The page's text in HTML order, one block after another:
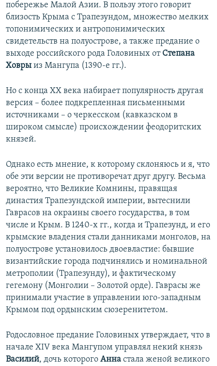
побережье Малой Азии. В пользу этого говорит
близость Крыма с Трапезундом, множество мелких
топонимических и антропонимических
свидетельств на полуострове, а также предание о
выходе российского рода Головиных от Степана
Ховры из Мангупа (1390-е гг.).
Но с конца ХХ века набирает популярность другая
версия – более подкрепленная письменными
источниками – о черкесском (кавказском в
широком смысле) происхождении феодоритских
князей.
Однако есть мнение, к которому склоняюсь и я, что
обе эти версии не противоречат друг другу. Весьма
вероятно, что Великие Комнины, правящая
династия Трапезундской империи, вытеснили
Гаврасов на окраины своего государства, в том
числе и Крым. В 1240-х гг., когда и Трапезунд, и его
крымские владения стали данниками монголов, на
полуострове установилось двоевластие: бывшие
византийские города подчинялись и номинальной
метрополии (Трапезунду), и фактическому
гегемону (Монголии – Золотой орде). Гаврасы же
принимали участие в управлении юго-западным
Крымом под ордынским сюзеренитетом.
Родословное предание Головиных утверждает, что в
начале XIV века Мангупом управлял некий князь
Василий, дочь которого Анна стала женой великого